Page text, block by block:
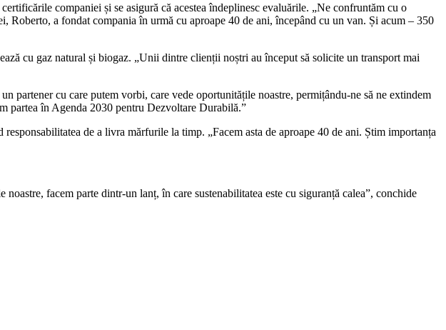
companiei și se asigură că acestea îndeplinesc evaluările. „Ne confruntăm cu o
a fondat compania în urmă cu aproape 40 de ani, începând cu un van. Și acum – 350
cu gaz natural și biogaz. „Unii dintre clienții noștri au început să solicite un transport mai
partener cu care putem vorbi, care vede oportunitățile noastre, permițându-ne să ne extindem
partea în Agenda 2030 pentru Dezvoltare Durabilă.”
de a livra mărfurile la timp. „Facem asta de aproape 40 de ani. Știm importanța
facem parte dintr-un lanț, în care sustenabilitatea este cu siguranță calea”, conchide